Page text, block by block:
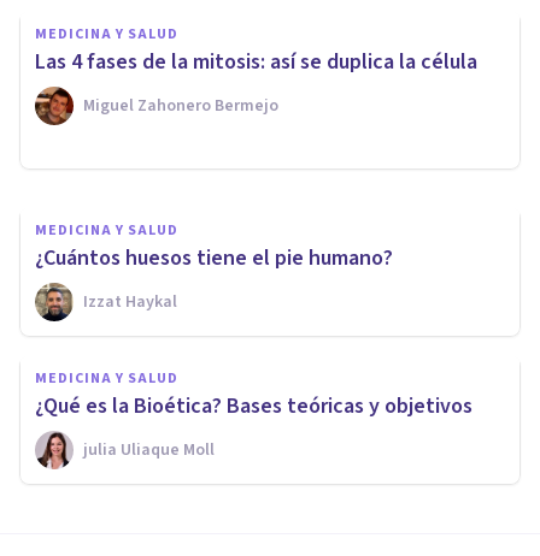
MEDICINA Y SALUD
Las 4 fases de la mitosis: así se duplica la célula
Miguel Zahonero Bermejo
¿Por qué no me baja la regla?
Los 15 motivos principales
MEDICINA Y SALUD
¿Cuántos huesos tiene el pie humano?
Izzat Haykal
MEDICINA Y SALUD
¿Qué es la Bioética? Bases teóricas y objetivos
​julia Uliaque Moll